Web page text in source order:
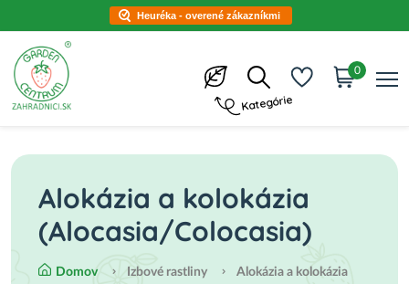
Heuréka - overené zákazníkmi
Kategórie
0
Alokázia a kolokázia
(Alocasia/Colocasia)
Domov Izbové rastliny
Alokázia a kolokázia